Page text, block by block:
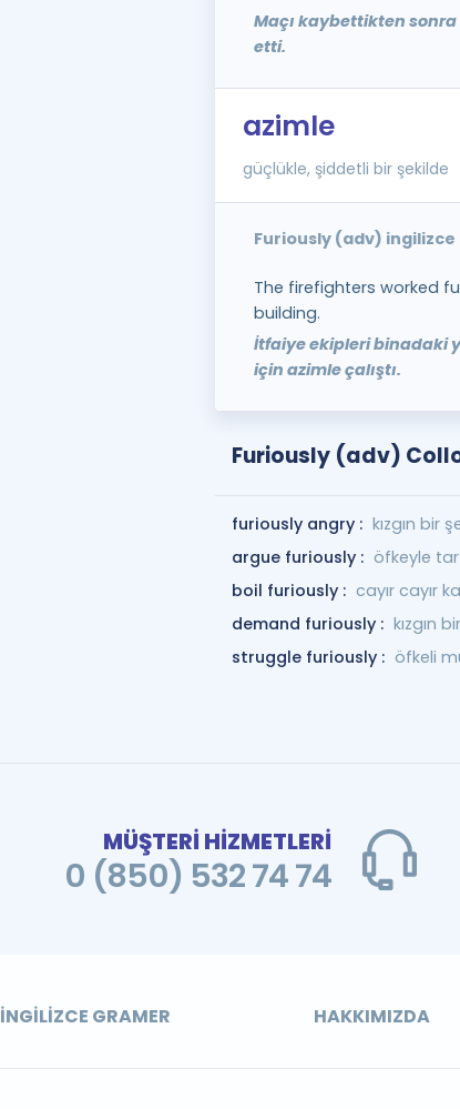
Maçı kaybettikten
etti.
azimle
güçlükle, şiddetli bir şekilde
Furiously (adv)
The firefighters worked
building.
İtfaiye ekipleri binadaki
için azimle çalıştı.
Furiously (adv)
furiously angry : kızgın bir
argue furiously : öfkeyle
boil furiously : cayır cayır
demand furiously : kızgın
struggle furiously : öfkeli
MÜŞTERİ HİZMETLERİ
0 (850) 532 74 74
İNGILIZCE GRAMER HAKKIMIZDA